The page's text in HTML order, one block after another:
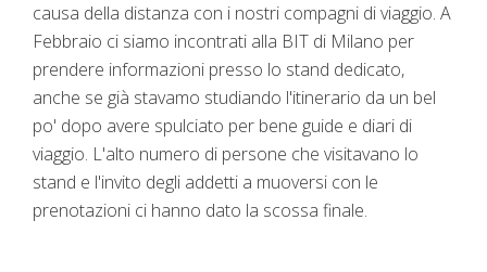
causa della distanza con i nostri compagni di viaggio. A
Febbraio ci siamo incontrati alla BIT di Milano per
prendere informazioni presso lo stand dedicato,
anche se già stavamo studiando l'itinerario da un bel
po' dopo avere spulciato per bene guide e diari di
viaggio. L'alto numero di persone che visitavano lo
stand e l'invito degli addetti a muoversi con le
prenotazioni ci hanno dato la scossa finale.